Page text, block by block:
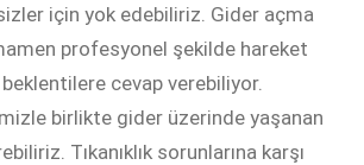
için yok edebiliriz. Gider açma
profesyonel şekilde hareket
cevap verebiliyor.
birlikte gider üzerinde yaşanan
Tıkanıklık sorunlarına karşı